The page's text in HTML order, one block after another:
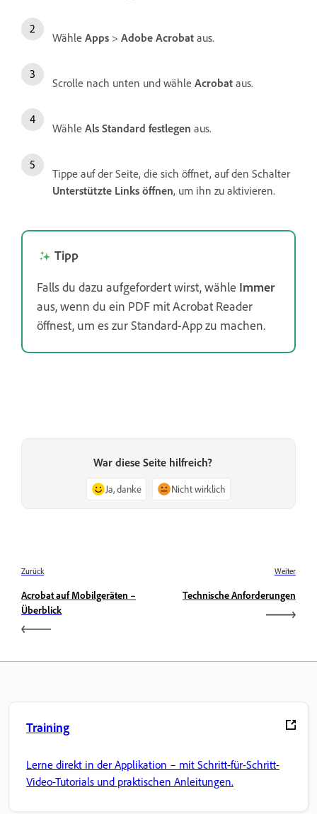
Wähle Apps > Adobe Acrobat aus.
Scrolle nach unten und wähle Acrobat aus.
Wähle Als Standard festlegen aus.
Tippe auf der Seite, die sich öffnet, auf den Schalter
Unterstützte Links öffnen, um ihn zu aktivieren.
Tipp
Falls du dazu aufgefordert wirst, wähle Immer
aus, wenn du ein PDF mit Acrobat Reader
öffnest, um es zur Standard-App zu machen.
War diese Seite hilfreich?
Ja, danke Nicht wirklich
Zurück
Acrobat auf Mobilgeräten –
Überblick
Weiter
Technische Anforderungen
Training
Lerne direkt in der Applikation – mit Schritt-für-Schritt-
Video-Tutorials und praktischen Anleitungen.